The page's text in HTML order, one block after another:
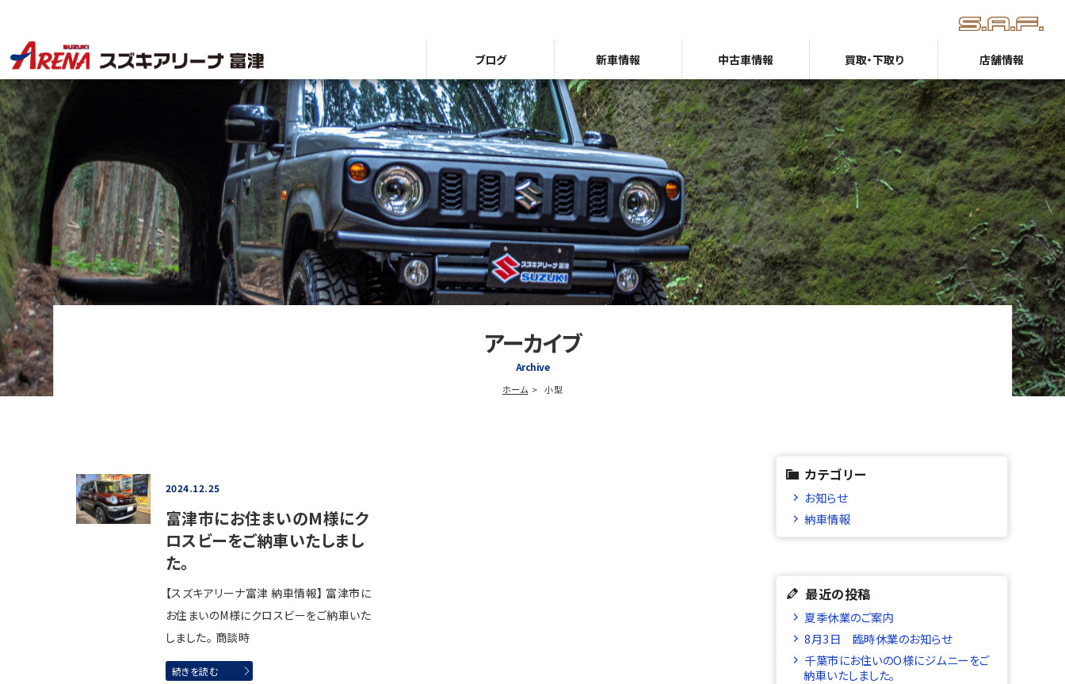
ブログ 新車情報 中古車情報 買取・下取り 店舗情報
アーカイブ
Archive
ホーム 小型
2024.12.25
富津市にお住まいのM様にク
ロスビーをご納車いたしまし
た。
【スズキアリーナ富津 納車情報】 富津市に
お住まいのM様にクロスビーをご納車いた
しました。 商談時
続きを読む
カテゴリー
お知らせ
納車情報
最近の投稿
夏季休業のご案内
8月3日 臨時休業のお知らせ
千葉市にお住いのO様にジムニーをご
納車いたしました。